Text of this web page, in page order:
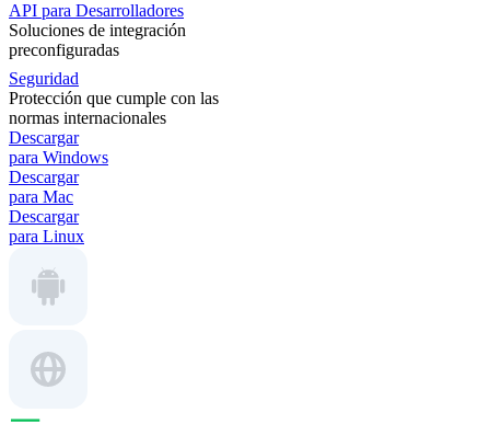
API para Desarrolladores
Soluciones de integración
preconfiguradas
Seguridad
Protección que cumple con las
normas internacionales
Descargar
para Windows
Descargar
para Mac
Descargar
para Linux